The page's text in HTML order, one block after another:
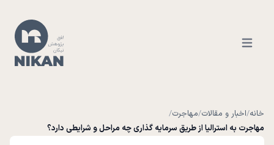
Open
خانه/اخبار و مقالات/مهاجرت/
مهاجرت به استرالیا از طریق سرمایه گذاری چه مراحل و شرایطی دارد؟